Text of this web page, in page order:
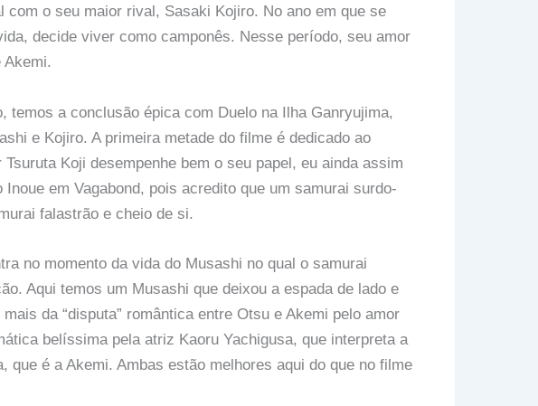
com o seu maior rival, Sasaki Kojiro. No ano em que se
decide viver como camponês. Nesse período, seu amor
temos a conclusão épica com Duelo na Ilha Ganryujima,
e Kojiro. A primeira metade do filme é dedicado ao
Koji desempenhe bem o seu papel, eu ainda assim
em Vagabond, pois acredito que um samurai surdo-
falastrão e cheio de si.
no momento da vida do Musashi no qual o samurai
Aqui temos um Musashi que deixou a espada de lado e
da “disputa” romântica entre Otsu e Akemi pelo amor
belíssima pela atriz Kaoru Yachigusa, que interpreta a
que é a Akemi. Ambas estão melhores aqui do que no filme